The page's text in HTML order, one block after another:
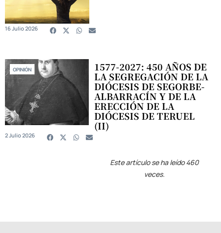
16 Julio 2026
OPINIÓN 1577-2027: 450 AÑOS DE
LA SEGREGACIÓN DE LA
DIÓCESIS DE SEGORBE-
ALBARRACÍN Y DE LA
ERECCIÓN DE LA
DIÓCESIS DE TERUEL
(II)
2 Julio 2026
Este artículo se ha leído 460
veces.